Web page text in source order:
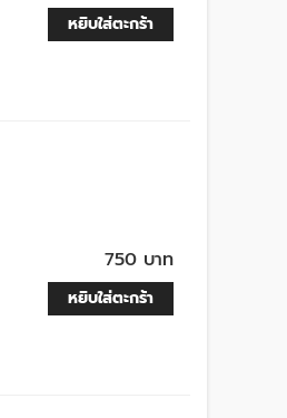
หยิบใส่ตะกร้า
750 บาท
หยิบใส่ตะกร้า